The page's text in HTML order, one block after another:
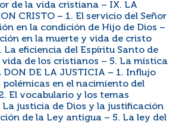
de la vida cristiana – IX. LA
CRISTO – 1. El servicio del Señor
en la condición de Hijo de Dios –
en la muerte y vida de cristo
La eficiencia del Espíritu Santo de
vida de los cristianos – 5. La mística
DON DE LA JUSTICIA – 1. Influjo
polémicas en el nacimiento del
El vocabulario y los temas
La justicia de Dios y la justificación
de la Ley antigua – 5. La ley del